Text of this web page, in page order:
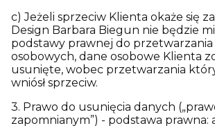
c) Jeżeli sprzeciw Klienta okaże się
Design Barbara Biegun nie będzie
podstawy prawnej do
osobowych, dane osobowe Klienta
usunięte, wobec przetwarzania
wniósł sprzeciw.
3. Prawo do usunięcia danych
zapomnianym”) - podstawa prawna: